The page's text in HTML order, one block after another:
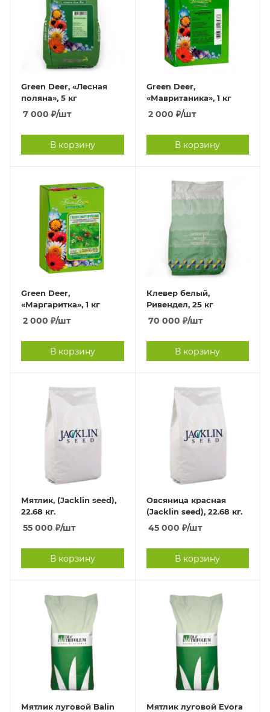
Green Deer, «Лесная
поляна», 5 кг
7 000 ₽/шт
В корзину
Green Deer,
«Мавританика», 1 кг
2 000 ₽/шт
В корзину
Green Deer,
«Маргаритка», 1 кг
2 000 ₽/шт
В корзину
Клевер белый,
Ривендел, 25 кг
70 000 ₽/шт
В корзину
Мятлик, (Jacklin seed),
22.68 кг.
55 000 ₽/шт
В корзину
Овсяница красная
(Jacklin seed), 22.68 кг.
45 000 ₽/шт
В корзину
Мятлик луговой Balin Мятлик луговой Evora